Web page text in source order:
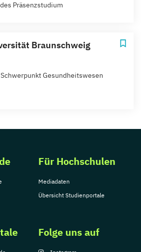
Präsenzstudium
Braunschweig
Gesundheitswesen
Für Hochschulen
Mediadaten
Übersicht Studienportale
Folge uns auf